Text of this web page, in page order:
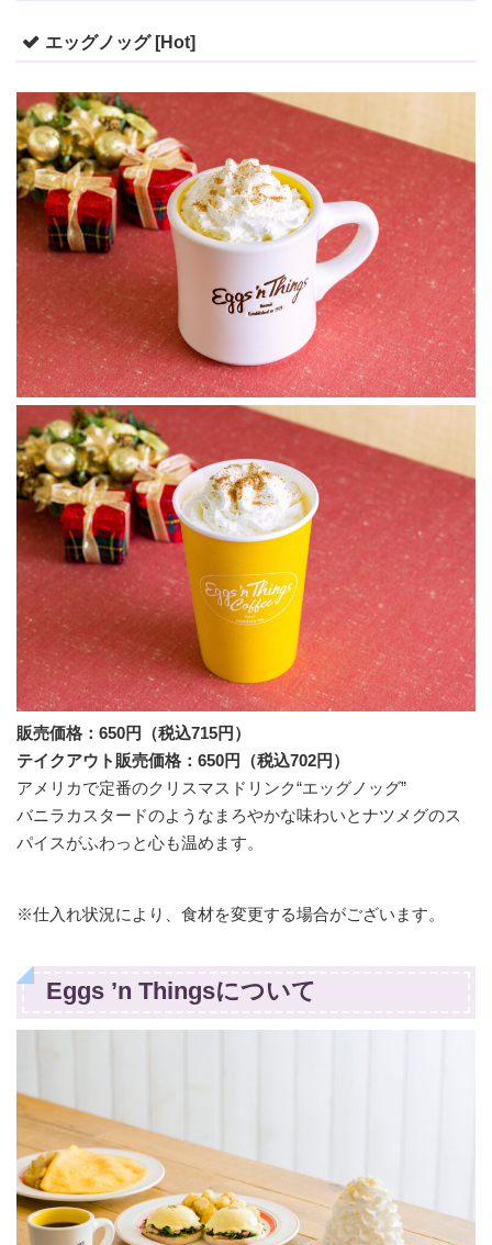
エッグノッグ [Hot]
販売価格：650円（税込715円）
テイクアウト販売価格：650円（税込702円）
アメリカで定番のクリスマスドリンク“エッグノッグ”
バニラカスタードのようなまろやかな味わいとナツメグのス
パイスがふわっと心も温めます。
※仕入れ状況により、食材を変更する場合がございます。
Eggs ’n Thingsについて